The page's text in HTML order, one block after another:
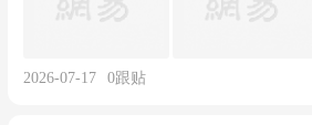
2026-07-17 0跟贴